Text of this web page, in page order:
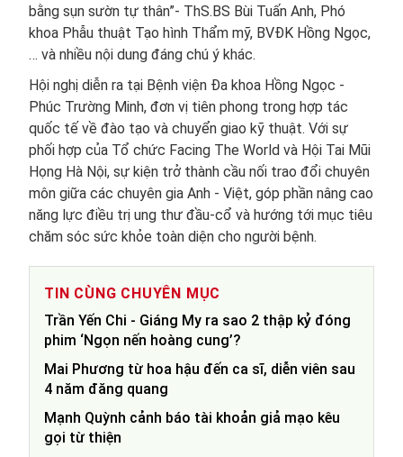
bằng sụn sườn tự thân”- ThS.BS Bùi Tuấn Anh, Phó
khoa Phẫu thuật Tạo hình Thẩm mỹ, BVĐK Hồng Ngọc,
… và nhiều nội dung đáng chú ý khác.
Hội nghị diễn ra tại Bệnh viện Đa khoa Hồng Ngọc -
Phúc Trường Minh, đơn vị tiên phong trong hợp tác
quốc tế về đào tạo và chuyển giao kỹ thuật. Với sự
phối hợp của Tổ chức Facing The World và Hội Tai Mũi
Họng Hà Nội, sự kiện trở thành cầu nối trao đổi chuyên
môn giữa các chuyên gia Anh - Việt, góp phần nâng cao
năng lực điều trị ung thư đầu-cổ và hướng tới mục tiêu
chăm sóc sức khỏe toàn diện cho người bệnh.
TIN CÙNG CHUYÊN MỤC
Trần Yến Chi - Giáng My ra sao 2 thập kỷ đóng
phim ‘Ngọn nến hoàng cung’?
Mai Phương từ hoa hậu đến ca sĩ, diễn viên sau
4 năm đăng quang
Mạnh Quỳnh cảnh báo tài khoản giả mạo kêu
gọi từ thiện